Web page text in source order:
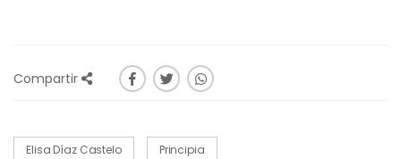
Compartir
Elisa Díaz Castelo Principia